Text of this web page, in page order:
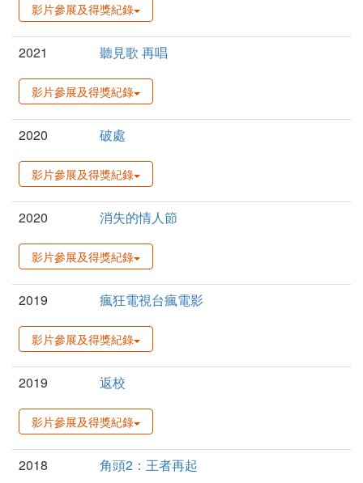
影片參展及得獎紀錄
2021 聽見歌 再唱
影片參展及得獎紀錄
2020 破處
影片參展及得獎紀錄
2020 消失的情人節
影片參展及得獎紀錄
2019 瘋狂電視台瘋電影
影片參展及得獎紀錄
2019 返校
影片參展及得獎紀錄
2018 角頭2：王者再起